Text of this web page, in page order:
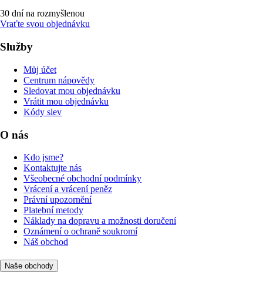
30 dní na rozmyšlenou
Vraťte svou objednávku
Služby
Můj účet
Centrum nápovědy
Sledovat mou objednávku
Vrátit mou objednávku
Kódy slev
O nás
Kdo jsme?
Kontaktujte nás
Všeobecné obchodní podmínky
Vrácení a vrácení peněz
Právní upozornění
Platební metody
Náklady na dopravu a možnosti doručení
Oznámení o ochraně soukromí
Náš obchod
Naše obchody